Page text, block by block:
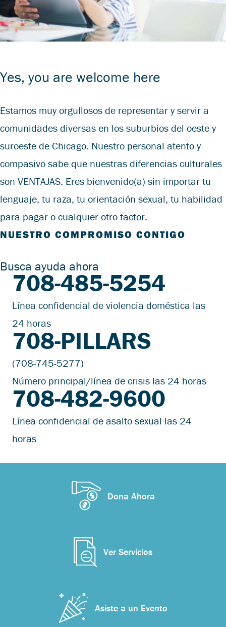
Yes, you are welcome here
Estamos muy orgullosos de representar y servir a
comunidades diversas en los suburbios del oeste y
suroeste de Chicago. Nuestro personal atento y
compasivo sabe que nuestras diferencias culturales
son VENTAJAS. Eres bienvenido(a) sin importar tu
lenguaje, tu raza, tu orientación sexual, tu habilidad
para pagar o cualquier otro factor.
NUESTRO COMPROMISO CONTIGO
Busca ayuda ahora
708-485-5254
Línea confidencial de violencia doméstica las
24 horas
708-PILLARS
(708-745-5277)
Número principal/línea de crisis las 24 horas
708-482-9600
Línea confidencial de asalto sexual las 24
horas
Dona Ahora
Ver Servicios
Asiste a un Evento